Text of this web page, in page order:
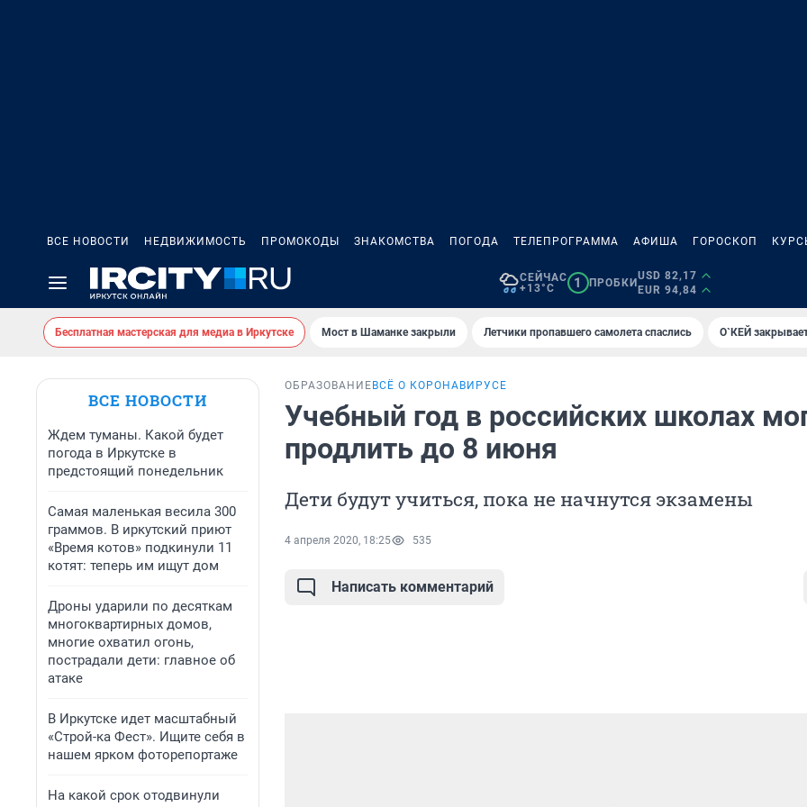
ВСЕ НОВОСТИ НЕДВИЖИМОСТЬ ПРОМОКОДЫ ЗНАКОМСТВА ПОГОДА ТЕЛЕПРОГРАММА АФИША ГОРОСКОП
СЕЙЧАС
+13°C
1 ПРОБКИ
USD 82,17
EUR 94,84
Бесплатная мастерская для медиа в Иркутске Мост в Шаманке закрыли Летчики пропавшего самолета спаслись О`КЕЙ
ВСЕ НОВОСТИ
Ждем туманы. Какой будет
погода в Иркутске в
предстоящий понедельник
Самая маленькая весила 300
граммов. В иркутский приют
«Время котов» подкинули 11
котят: теперь им ищут дом
Дроны ударили по десяткам
многоквартирных домов,
многие охватил огонь,
пострадали дети: главное об
атаке
В Иркутске идет масштабный
«Строй-ка Фест». Ищите себя в
нашем ярком фоторепортаже
На какой срок отодвинули
ОБРАЗОВАНИЕ ВСЁ О КОРОНАВИРУСЕ
Учебный год в российских школах
продлить до 8 июня
Дети будут учиться, пока не начнутся экзамены
4 апреля 2020, 18:25 535
Написать комментарий